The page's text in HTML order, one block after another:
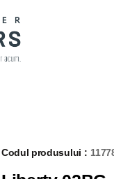
Codul produsului :